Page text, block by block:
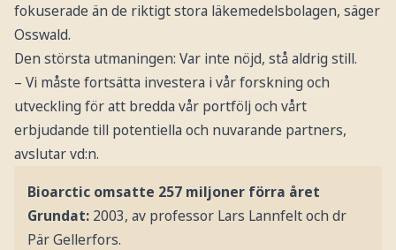
fokuserade än de riktigt stora läkemedelsbolagen, säger
Osswald.
Den största utmaningen: Var inte nöjd, stå aldrig still.
– Vi måste fortsätta investera i vår forskning och
utveckling för att bredda vår portfölj och vårt
erbjudande till potentiella och nuvarande partners,
avslutar vd:n.
Bioarctic omsatte 257 miljoner förra året
Grundat: 2003, av professor Lars Lannfelt och dr
Pär Gellerfors.